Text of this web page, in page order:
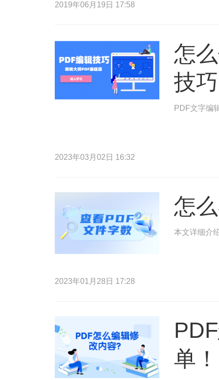
2019年06月19日 17:58
怎
技巧
PDF文字编
2023年03月02日 16:32
怎
本文详细介
2023年01月28日 17:28
单！